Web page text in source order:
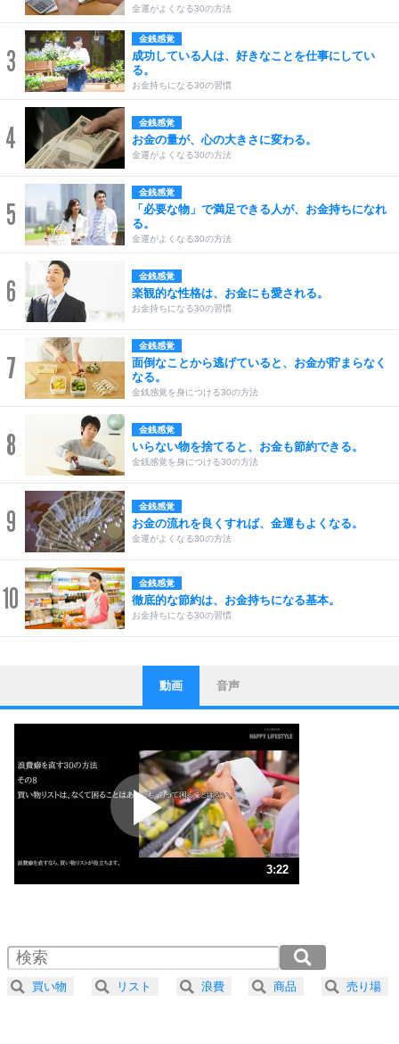
金運がよくなる30の方法
3
金銭感覚
成功している人は、好きなことを仕事にしてい
る。
お金持ちになる30の習慣
4 金銭感覚
お金の量が、心の大きさに変わる。
金運がよくなる30の方法
5
金銭感覚
「必要な物」で満足できる人が、お金持ちになれ
る。
金運がよくなる30の方法
6 金銭感覚
楽観的な性格は、お金にも愛される。
お金持ちになる30の習慣
7
金銭感覚
面倒なことから逃げていると、お金が貯まらなく
なる。
金銭感覚を身につける30の方法
8 金銭感覚
いらない物を捨てると、お金も節約できる。
金銭感覚を身につける30の方法
9 金銭感覚
お金の流れを良くすれば、金運もよくなる。
金運がよくなる30の方法
10 金銭感覚
徹底的な節約は、お金持ちになる基本。
お金持ちになる30の習慣
1
ストレス対策
他人と比べない。
いっそのこと、他人を見ない。
いらいらしない人になる30の方法
プラス思考
ポジティブになれない原因は、行動しないから。
ポジティブ思考になる30の方法
ストレス対策
人生、なんとかなるもの。
気楽に生きる30の方法
4 器の大きい人は、怒りを優しさで表現する。
動画 音声
3:22
2.0倍速 （396KB 1分41秒）
2.5倍速 （317KB 1分20秒）
3.0倍速 （264KB 1分7秒）
買い物 リスト 浪費 商品 売り場